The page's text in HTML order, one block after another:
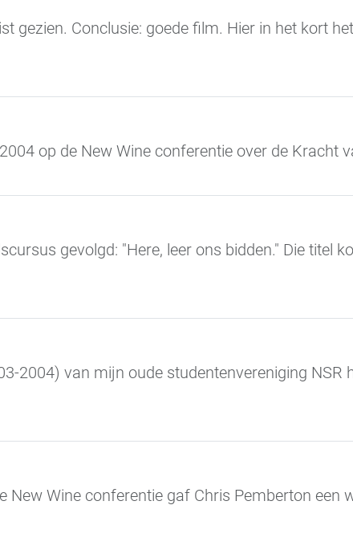
gezien. Conclusie: goede film. Hier in het kort
op de New Wine conferentie over de Kracht
gevolgd: "Here, leer ons bidden." Die titel
2004) van mijn oude studentenvereniging NSR
Wine conferentie gaf Chris Pemberton een